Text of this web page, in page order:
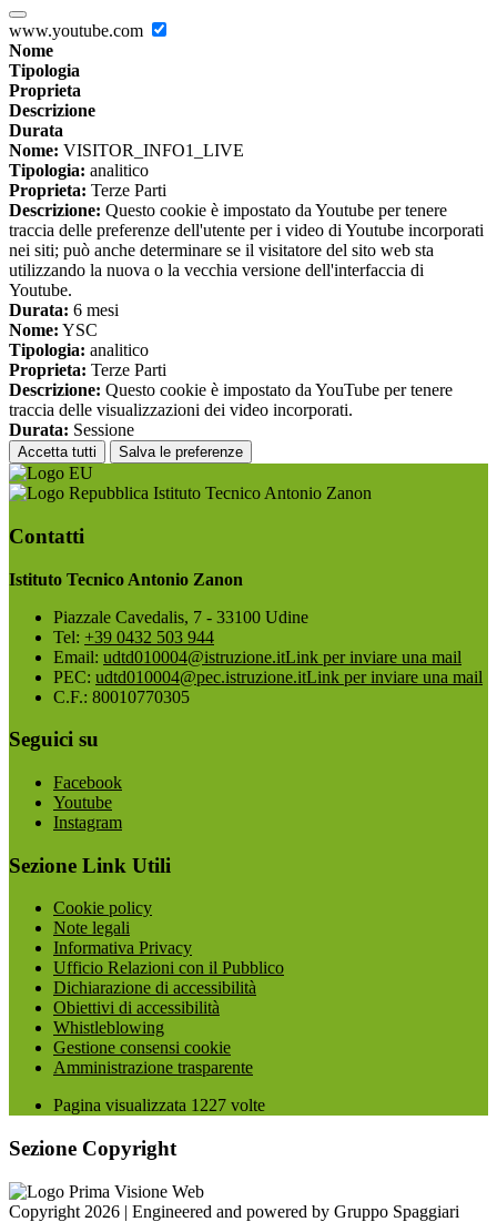
www.youtube.com
Nome
Tipologia
Proprieta
Descrizione
Durata
Nome: VISITOR_INFO1_LIVE
Tipologia: analitico
Proprieta: Terze Parti
Descrizione: Questo cookie è impostato da Youtube per tenere
traccia delle preferenze dell'utente per i video di Youtube incorporati
nei siti; può anche determinare se il visitatore del sito web sta
utilizzando la nuova o la vecchia versione dell'interfaccia di
Youtube.
Durata: 6 mesi
Nome: YSC
Tipologia: analitico
Proprieta: Terze Parti
Descrizione: Questo cookie è impostato da YouTube per tenere
traccia delle visualizzazioni dei video incorporati.
Durata: Sessione
Accetta tutti Salva le preferenze
Istituto Tecnico Antonio Zanon
Contatti
Istituto Tecnico Antonio Zanon
Piazzale Cavedalis, 7 - 33100 Udine
Tel: +39 0432 503 944
Email: udtd010004@istruzione.itLink per inviare una mail
PEC: udtd010004@pec.istruzione.itLink per inviare una mail
C.F.: 80010770305
Seguici su
Facebook
Youtube
Instagram
Sezione Link Utili
Cookie policy
Note legali
Informativa Privacy
Ufficio Relazioni con il Pubblico
Dichiarazione di accessibilità
Obiettivi di accessibilità
Whistleblowing
Gestione consensi cookie
Amministrazione trasparente
Pagina visualizzata 1227 volte
Sezione Copyright
Copyright 2026 | Engineered and powered by Gruppo Spaggiari